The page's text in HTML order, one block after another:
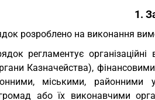
1.
розроблено на виконання
регламентує
Казначейства),
міськими, районними
громад або їх виконавчими